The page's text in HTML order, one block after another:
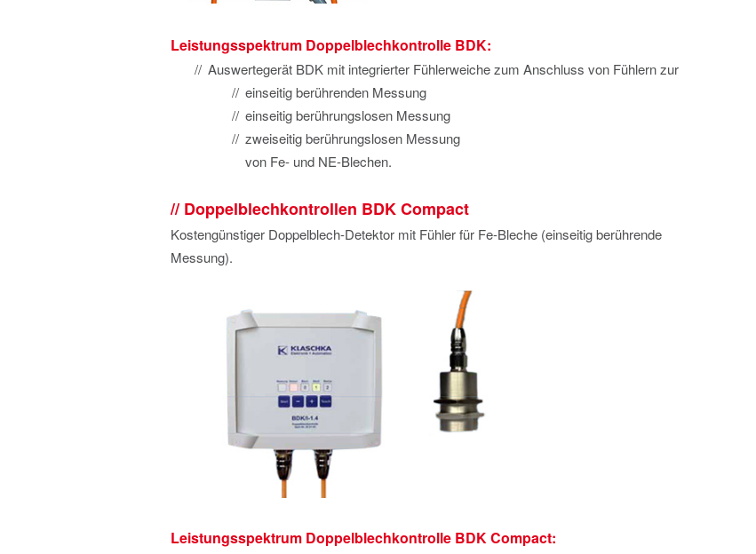
Leistungsspektrum Doppelblechkontrolle BDK:
Auswertegerät BDK mit integrierter Fühlerweiche zum Anschluss von Fühlern zur
einseitig berührenden Messung
einseitig berührungslosen Messung
zweiseitig berührungslosen Messung
von Fe- und NE-Blechen.
Doppelblechkontrollen BDK Compact
Kostengünstiger Doppelblech-Detektor mit Fühler für Fe-Bleche (einseitig berührende
Messung).
Leistungsspektrum Doppelblechkontrolle BDK Compact: